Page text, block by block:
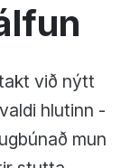
við nýtt
hlutinn -
mun